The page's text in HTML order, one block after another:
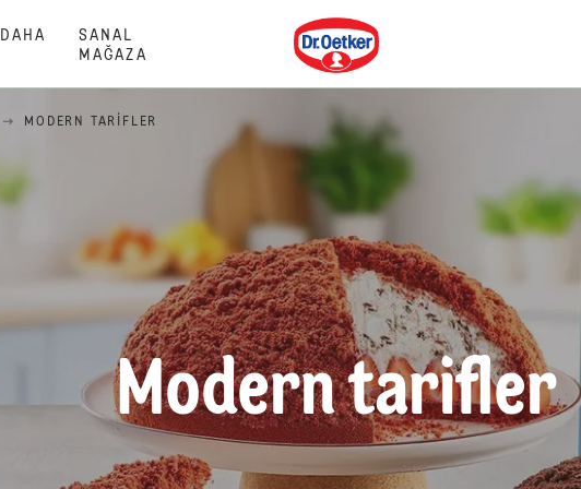
DAHA
SANAL
MAĞAZA
Dr. Oetker
MODERN TARIFLER
Modern tarifler